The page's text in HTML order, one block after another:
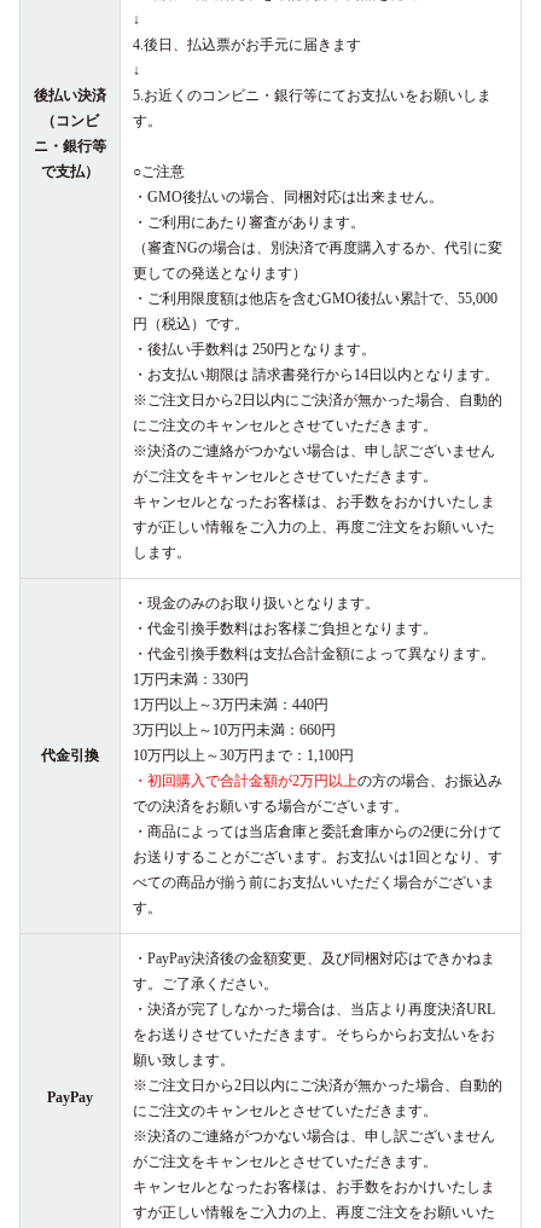
後払い決済
（コンビ
ニ・銀行等
で支払）
↓
4.後日、払込票がお手元に届きます
↓
5.お近くのコンビニ・銀行等にてお支払いをお願いしま
す。
○ご注意
・GMO後払いの場合、同梱対応は出来ません。
・ご利用にあたり審査があります。
（審査NGの場合は、別決済で再度購入するか、代引に変
更しての発送となります）
・ご利用限度額は他店を含むGMO後払い累計で、55,000
円（税込）です。
・後払い手数料は 250円となります。
・お支払い期限は 請求書発行から14日以内となります。
※ご注文日から2日以内にご決済が無かった場合、自動的
にご注文のキャンセルとさせていただきます。
※決済のご連絡がつかない場合は、申し訳ございません
がご注文をキャンセルとさせていただきます。
キャンセルとなったお客様は、お手数をおかけいたしま
すが正しい情報をご入力の上、再度ご注文をお願いいた
します。
代金引換
・現金のみのお取り扱いとなります。
・代金引換手数料はお客様ご負担となります。
・代金引換手数料は支払合計金額によって異なります。
1万円未満：330円
1万円以上～3万円未満：440円
3万円以上～10万円未満：660円
10万円以上～30万円まで：1,100円
・初回購入で合計金額が2万円以上の方の場合、お振込み
での決済をお願いする場合がございます。
・商品によっては当店倉庫と委託倉庫からの2便に分けて
お送りすることがございます。お支払いは1回となり、す
べての商品が揃う前にお支払いいただく場合がございま
す。
PayPay
・PayPay決済後の金額変更、及び同梱対応はできかねま
す。ご了承ください。
・決済が完了しなかった場合は、当店より再度決済URL
をお送りさせていただきます。そちらからお支払いをお
願い致します。
※ご注文日から2日以内にご決済が無かった場合、自動的
にご注文のキャンセルとさせていただきます。
※決済のご連絡がつかない場合は、申し訳ございません
がご注文をキャンセルとさせていただきます。
キャンセルとなったお客様は、お手数をおかけいたしま
すが正しい情報をご入力の上、再度ご注文をお願いいた